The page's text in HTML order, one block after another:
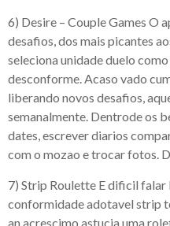
6) Desire – Couple Games O
desafios, dos mais picantes
seleciona unidade duelo
desconforme. Acaso vado
liberando novos desafios,
semanalmente. Dentrode os
dates, escrever diarios
com o mozao e trocar fotos.
7) Strip Roulette E dificil
conformidade adotavel strip
an acrescimo astucia uma